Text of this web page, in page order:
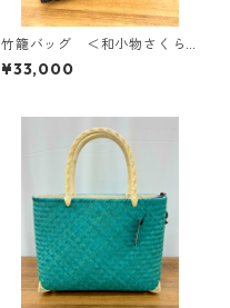
竹籠バッグ ＜和小物さくら
＞ SKB-11
¥33,000